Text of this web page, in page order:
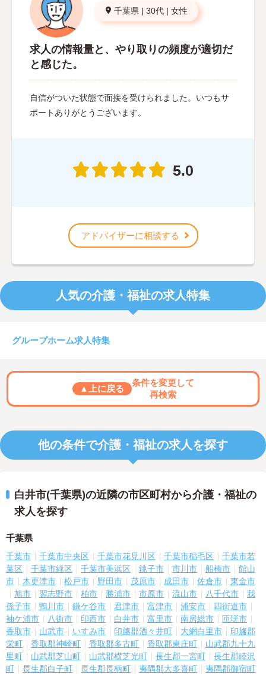
千葉県 | 30代 | 女性
求人の情報量と、やり取りの頻度が適切だ
と感じた。
自信がついた状態で面接を受けられました。いつもサ
ポートありがとうございます。
5.0
アドバイザーに相談する
人気の介護・福祉の求人特集
グループホーム求人特集
▲上に戻る
条件を変更して
再検索
他の条件で介護・福祉の求人を探す
白井市(千葉県)の近隣の市区町村から介護・福祉の
求人を探す
千葉県
千葉市 千葉市中央区 千葉市花見川区 千葉市稲毛区
千葉市若
葉区
千葉市緑区 千葉市美浜区 銚子市 市川市 船橋市
館山
市
木更津市 松戸市 野田市 茂原市 成田市 佐倉市
東金市
旭市
習志野市 柏市 勝浦市 市原市 流山市 八千代市
我
孫子市
鴨川市 鎌ケ谷市 君津市 富津市 浦安市
四街道市
袖ケ浦市
八街市 印西市 白井市 富里市 南房総市
匝瑳市
香取市
山武市 いすみ市 印旛郡酒々井町 大網白里市
印旛郡
栄町
香取郡神崎町 香取郡多古町 香取郡東庄町
山武郡九十九
里町
山武郡芝山町 山武郡横芝光町 長生郡一宮町
長生郡睦沢
町
長生郡白子町 長生郡長柄町 夷隅郡大多喜町
夷隅郡御宿町